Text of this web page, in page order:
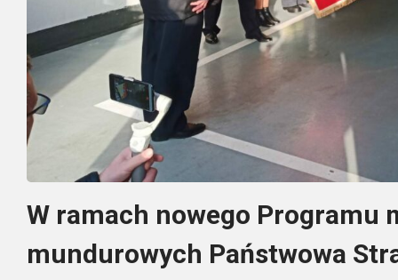
W ramach nowego Programu
mundurowych Państwowa